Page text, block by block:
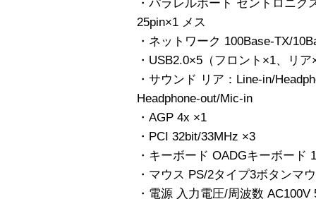
・パラレルポート セントロニク
25pin×1 メス
・ネットワーク 100Base-TX/
・USB2.0×5（フロント×1、リア
・サウンド リア：Line-in/
Headphone-out/Mic-in
・AGP 4x ×1
・PCI 32bit/33MHz ×3
・キーボード OADGキーボード
・マウス PS/2タイプ3ボタンマ
・電源 入力電圧/周波数 AC100V